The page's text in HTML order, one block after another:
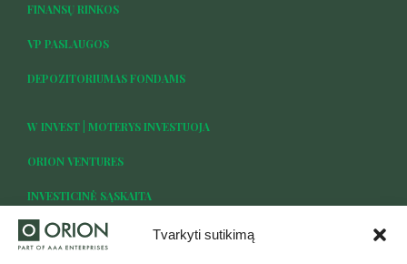
Tvarkyti sutikimą
FINANSŲ RINKOS
VP PASLAUGOS
DEPOZITORIUMAS FONDAMS
W INVEST | MOTERYS INVESTUOJA
ORION VENTURES
INVESTICINĖ SĄSKAITA